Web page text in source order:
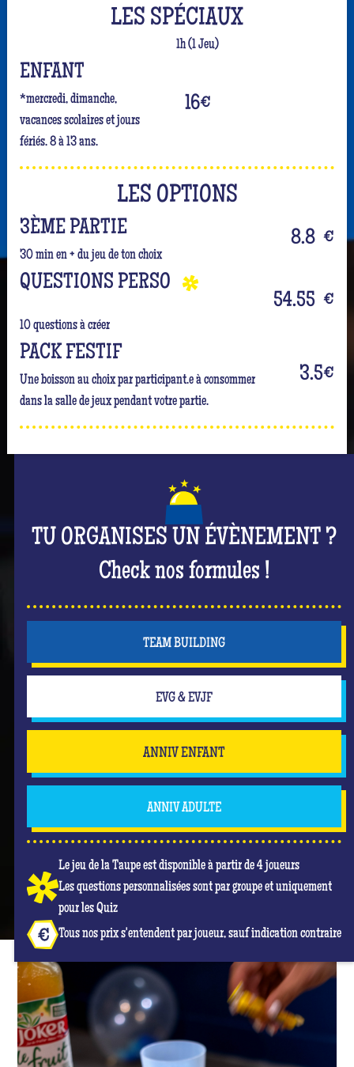
LES SPÉCIAUX
1h (1 Jeu)
ENFANT
*mercredi, dimanche,
vacances scolaires et jours
fériés. 8 à 13 ans.
16€
LES OPTIONS
3ÈME PARTIE
30 min en + du jeu de ton choix
8.8 €
QUESTIONS PERSO
10 questions à créer
54.55 €
PACK FESTIF
Une boisson au choix par participant.e à consommer
dans la salle de jeux pendant votre partie.
3.5€
TU ORGANISES UN ÉVÈNEMENT ?
Check nos formules !
TEAM BUILDING
EVG & EVJF
ANNIV ENFANT
ANNIV ADULTE
Le jeu de la Taupe est disponible à partir de 4 joueurs
Les questions personnalisées sont par groupe et uniquement
pour les Quiz
Tous nos prix s'entendent par joueur, sauf indication contraire